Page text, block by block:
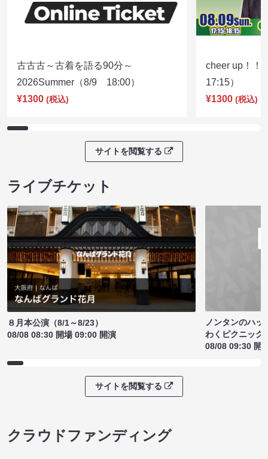
古古古～古着を語る90分～
2026Summer（8/9 18:00）
¥1300 (税込)
cheer up！
17:15）
¥1300 (税込)
サイトを閲覧する
ライブチケット
８月本公演（8/1～8/23）
08/08 08:30 開場 09:00 開演
ノンタンのハッ
わくピクニック
08/08 09:30 開
サイトを閲覧する
クラウドファンディング